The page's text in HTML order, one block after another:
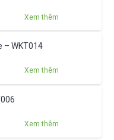
Xem thêm
– WKT014
Xem thêm
Xem thêm